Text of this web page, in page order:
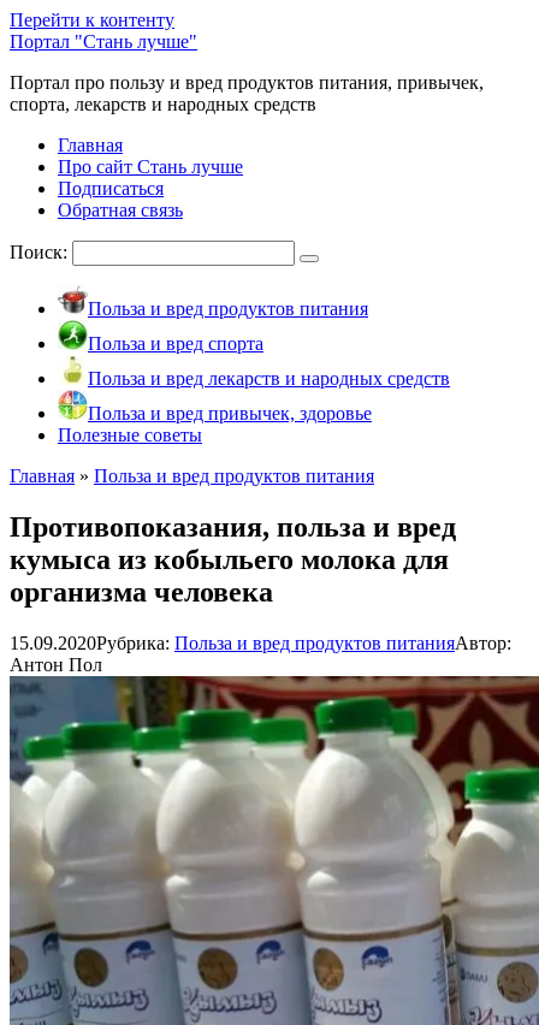
Перейти к контенту
Портал "Стань лучше"
Портал про пользу и вред продуктов питания, привычек,
спорта, лекарств и народных средств
Главная
Про сайт Стань лучше
Подписаться
Обратная связь
Поиск:
Польза и вред продуктов питания
Польза и вред спорта
Польза и вред лекарств и народных средств
Польза и вред привычек, здоровье
Полезные советы
Главная » Польза и вред продуктов питания
Противопоказания, польза и вред
кумыса из кобыльего молока для
организма человека
15.09.2020Рубрика: Польза и вред продуктов питанияАвтор:
Антон Пол